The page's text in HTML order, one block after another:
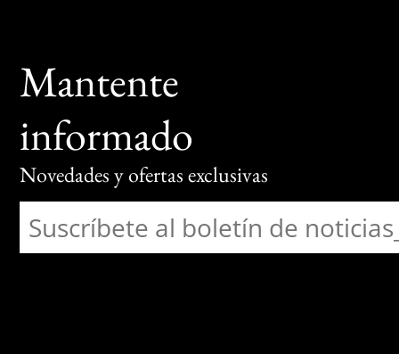
Mantente
informado
Novedades y ofertas exclusivas